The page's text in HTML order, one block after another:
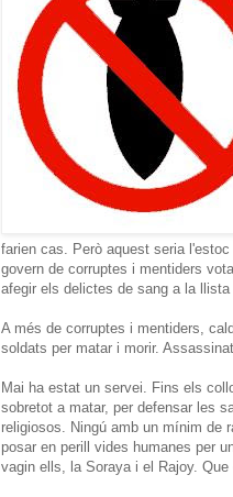
farien cas. Però aquest seria
govern de corruptes i mentiders
afegir els delictes de sang a la
A més de corruptes i mentiders,
soldats per matar i morir.
Mai ha estat un servei. Fins els
sobretot a matar, per defensar les
religiosos. Ningú amb un mínim de
posar en perill vides humanes per
vagin ells, la Soraya i el Rajoy.